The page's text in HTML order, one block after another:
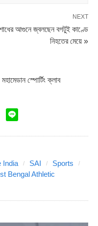
স্বপ্না বর্মণ, মৌমিতা
কারণে ২ বছর বন্ধ
এই মিট থেকে
১৮ ও ১৬ বিভাগে ৭০তম
অনুষ্ঠিত হবে বলেও
থেকে ২৯ মে পর্যন্ত চলবে।
NEXT
আগুনে জ্বলছেন বগটুই কাণ্ডে
নিহতের মেয়ে »
স্পোর্টিং ক্লাব
India SAI
Sports
Bengal Athletic